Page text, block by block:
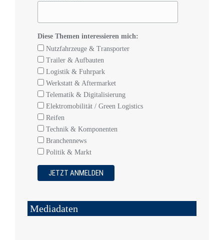
Diese Themen interessieren mich:
Nutzfahrzeuge & Transporter
Trailer & Aufbauten
Logistik & Fuhrpark
Werkstatt & Aftermarket
Telematik & Digitalisierung
Elektromobilität / Green Logistics
Reifen
Technik & Komponenten
Branchennews
Politik & Markt
Mediadaten